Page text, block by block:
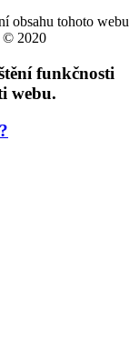
obsahu tohoto webu
© 2020
funkčnosti
webu.